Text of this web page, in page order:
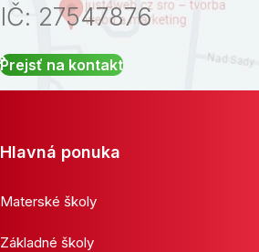
IČ: 27547876
Prejsť na kontakt
Hlavná ponuka
Materské školy
Základné školy